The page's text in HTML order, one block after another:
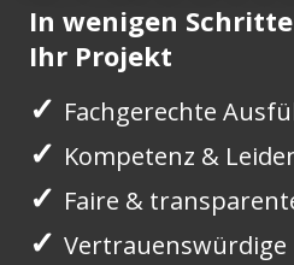
In wenigen
Ihr Projekt
✓ Fachgerechte
✓ Kompetenz &
✓ Faire &
✓ Vertrauenswürdige